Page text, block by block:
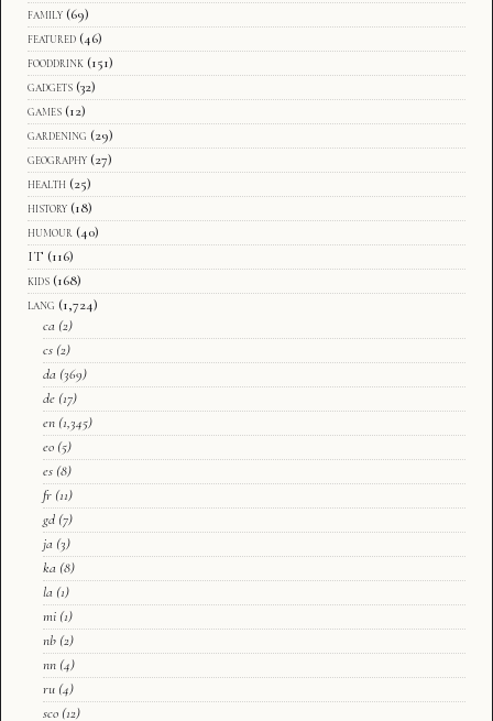
family (69)
featured (46)
fooddrink (151)
gadgets (32)
games (12)
gardening (29)
geography (27)
health (25)
history (18)
humour (40)
IT (116)
kids (168)
lang (1,724)
ca (2)
cs (2)
da (369)
de (17)
en (1,345)
eo (5)
es (8)
fr (11)
gd (7)
ja (3)
ka (8)
la (1)
mi (1)
nb (2)
nn (4)
ru (4)
sco (12)